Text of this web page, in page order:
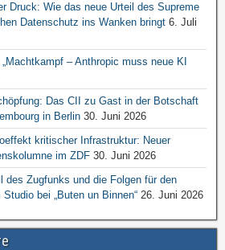
Druck: Wie das neue Urteil des Supreme
Datenschutz ins Wanken bringt 6. Juli
– Anthropic muss neue KI
Das CII zu Gast in der Botschaft
in Berlin 30. Juni 2026
kritischer Infrastruktur: Neuer
im ZDF 30. Juni 2026
des Zugfunks und die Folgen für den
bei „Buten un Binnen“ 26. Juni 2026